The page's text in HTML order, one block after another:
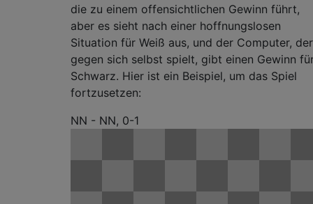
die zu einem offensichtlichen Gewinn führt,
aber es sieht nach einer hoffnungslosen
Situation für Weiß aus, und der Computer, der
gegen sich selbst spielt, gibt einen Gewinn
Schwarz. Hier ist ein Beispiel, um das Spiel
fortzusetzen:
NN - NN, 0-1